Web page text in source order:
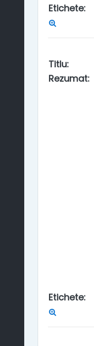
Etichete:
Titlu:
Rezumat:
Etichete: